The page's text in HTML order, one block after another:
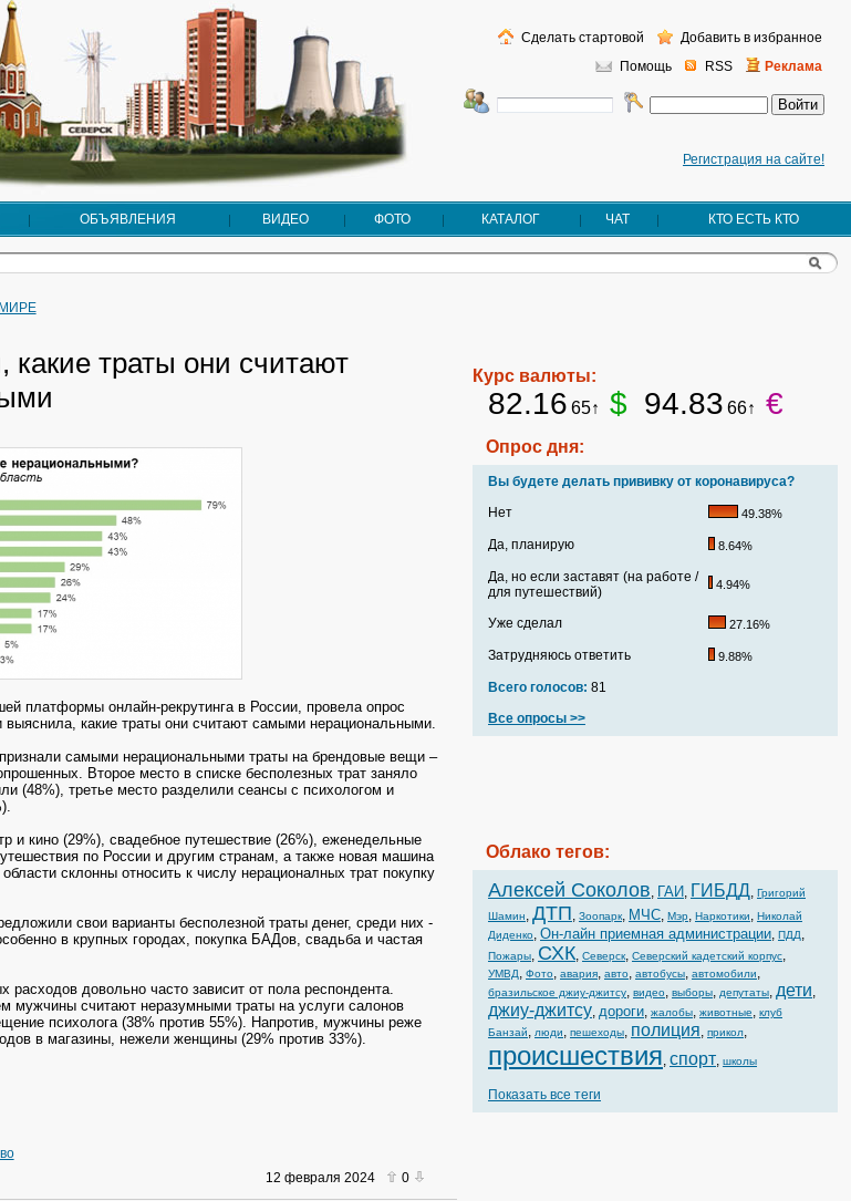
Регистрация на сайте!
Помощь RSS Реклама
Сделать стартовой Добавить в избранное
ОБЪЯВЛЕНИЯ ВИДЕО ФОТО КАТАЛОГ ЧАТ КТО ЕСТЬ КТО
какие траты они считают
платформы онлайн-рекрутинга в России, провела опрос
выяснила, какие траты они считают самыми нерациональными.
самыми нерациональными траты на брендовые вещи –
Второе место в списке бесполезных трат заняло
(48%), третье место разделили сеансы с психологом и
и кино (29%), свадебное путешествие (26%), еженедельные
по России и другим странам, а также новая машина
склонны относить к числу нерационалных трат покупку
свои варианты бесполезной траты денег, среди них -
в крупных городах, покупка БАДов, свадьба и частая
довольно часто зависит от пола респондента.
мужчины считают неразумными траты на услуги салонов
психолога (38% против 55%). Напротив, мужчины реже
в магазины, нежели женщины (29% против 33%).
12 февраля 2024 0
Курс валюты:
82.16 65↑ $ 94.83 66↑ €
Опрос дня:
Вы будете делать прививку от коронавируса?
Нет
49.38%
Да, планирую 8.64%
Да, но если заставят (на работе /
для путешествий)
4.94%
Уже сделал 27.16%
Затрудняюсь ответить 9.88%
Всего голосов: 81
Все опросы >>
Облако тегов:
Алексей Соколов, ГАИ, ГИБДД, Григорий
Шамин, ДТП, Зоопарк, МЧС, Мэр, Наркотики, Николай
Диденко, Он-лайн приемная администрации, ПДД,
Пожары, СХК, Северск, Северский кадетский корпус,
УМВД, Фото, авария, авто, автобусы, автомобили,
бразильское джиу-джитсу, видео, выборы, депутаты, дети,
джиу-джитсу, дороги, жалобы, животные, клуб
Банзай, люди, пешеходы, полиция, прикол,
происшествия, спорт, школы
Показать все теги